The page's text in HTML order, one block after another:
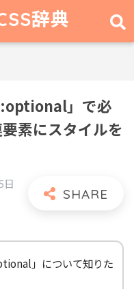
辞典
:optional」で必
素にスタイルを
日
」について知りた